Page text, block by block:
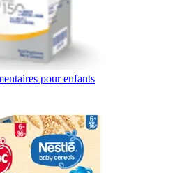
pour enfants